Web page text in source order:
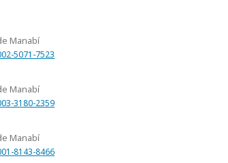
Manabí
5071-7523
Manabí
3180-2359
Manabí
8143-8466